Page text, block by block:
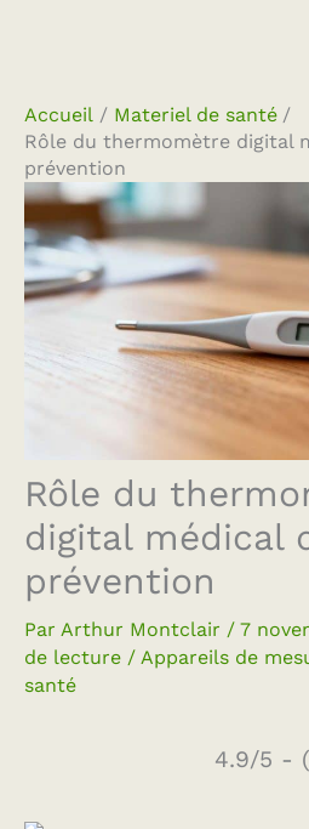
Accueil
Materiel de santé
Rôle du thermomètre digital
prévention
Rôle du
digital médical
prévention
Par Arthur Montclair / 7
de lecture / Appareils de
santé
4.9/5 -